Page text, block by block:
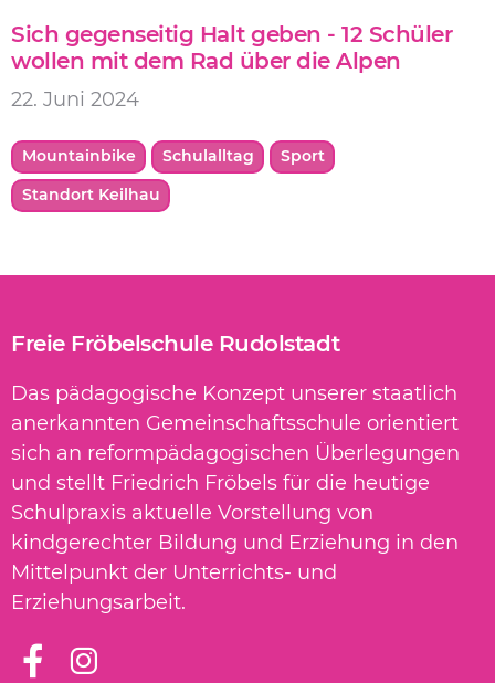
Sich gegenseitig Halt geben - 12 Schüler
wollen mit dem Rad über die Alpen
22. Juni 2024
Mountainbike Schulalltag
Sport
Standort Keilhau
Freie Fröbelschule Rudolstadt
Das pädagogische Konzept unserer staatlich
anerkannten Gemeinschaftsschule orientiert
sich an reformpädagogischen Überlegungen
und stellt Friedrich Fröbels für die heutige
Schulpraxis aktuelle Vorstellung von
kindgerechter Bildung und Erziehung in den
Mittelpunkt der Unterrichts- und
Erziehungsarbeit.